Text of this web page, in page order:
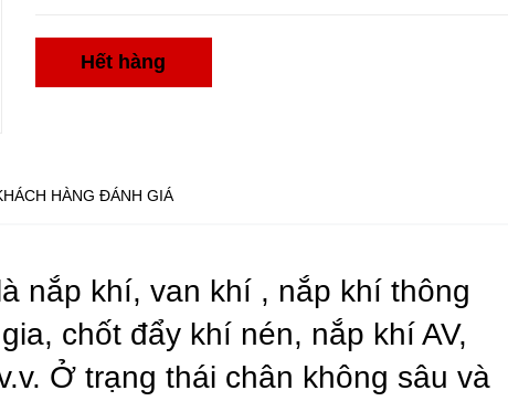
Hết hàng
HÀNG ĐÁNH GIÁ
nắp khí, van khí , nắp khí thông
chốt đẩy khí nén, nắp khí AV,
Ở trạng thái chân không sâu và